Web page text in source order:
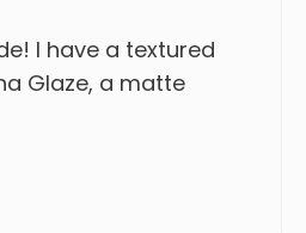
I have a textured
Glaze, a matte